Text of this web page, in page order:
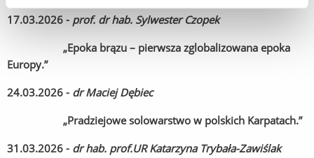
17.03.2026 - prof. dr hab. Sylwester Czopek
„Epoka brązu – pierwsza zglobalizowana epoka
Europy.”
24.03.2026 - dr Maciej Dębiec
„Pradziejowe solowarstwo w polskich Karpatach.”
31.03.2026 - dr hab. prof.UR Katarzyna Trybała-Zawiślak